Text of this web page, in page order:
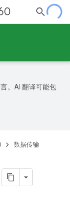
。AI 翻译可能包
数据传输